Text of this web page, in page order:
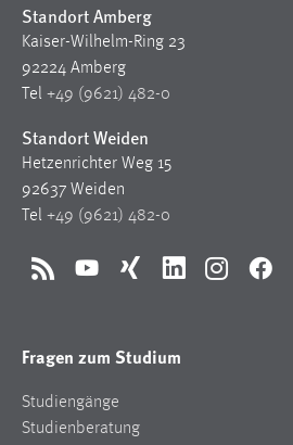
Standort Amberg
Kaiser-Wilhelm-Ring 23
92224 Amberg
Tel +49 (9621) 482-0
Standort Weiden
Hetzenrichter Weg 15
92637 Weiden
Tel +49 (9621) 482-0
RSS YouTubeXing LinkedInInstagram
Fragen zum Studium
Studiengänge
Studienberatung